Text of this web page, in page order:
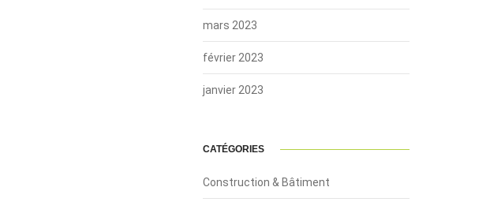
mars 2023
février 2023
janvier 2023
CATÉGORIES
Construction & Bâtiment